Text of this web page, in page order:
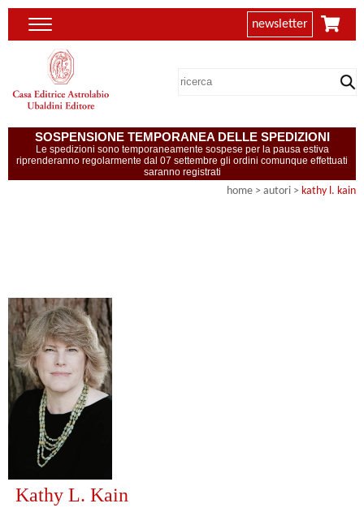
newsletter
SOSPENSIONE TEMPORANEA DELLE SPEDIZIONI
Le spedizioni sono temporaneamente sospese per la pausa estiva
riprenderanno regolarmente dal 07 settembre gli ordini comunque effettuati
saranno registrati
home > autori > kathy l. kain
Kathy L. Kain